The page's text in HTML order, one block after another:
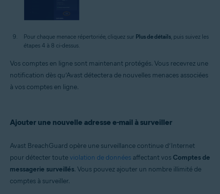
Pour chaque menace répertoriée, cliquez sur Plus de détails , puis suivez les
étapes 4 à 8 ci-dessus.
Vos comptes en ligne sont maintenant protégés. Vous recevrez une
notification dès qu’Avast détectera de nouvelles menaces associées
à vos comptes en ligne.
Ajouter une nouvelle adresse e-mail à surveiller
Avast BreachGuard opère une surveillance continue d’Internet
pour détecter touteviolation de données affectant vos Comptes de
messagerie surveillés. Vous pouvez ajouter un nombre illimité de
comptes à surveiller.